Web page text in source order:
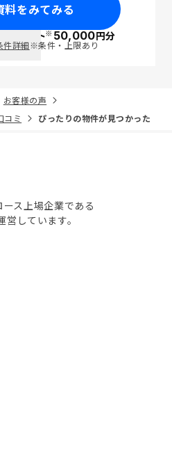
料をみてみる
ポイント※50,000円分
件詳細※条件・上限あり
お客様の声
コミ
ぴったりの物件が見つかった
ス上場企業である
しています。